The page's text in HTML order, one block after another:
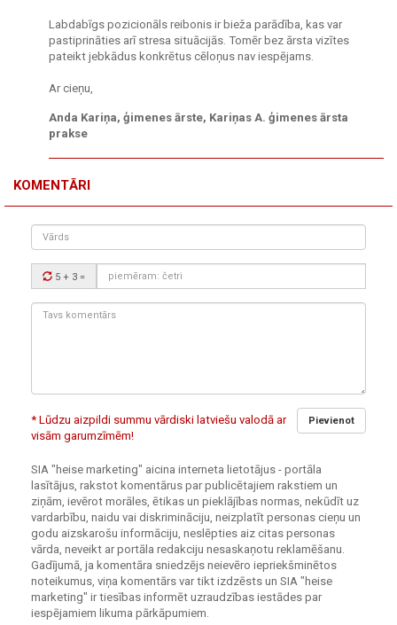
Labdabīgs pozicionāls reibonis ir bieža parādība, kas var
pastiprināties arī stresa situācijās. Tomēr bez ārsta vizītes
pateikt jebkādus konkrētus cēloņus nav iespējams.
Ar cieņu,
Anda Kariņa, ģimenes ārste, Kariņas A. ģimenes ārsta
prakse
KOMENTĀRI
Vārds
Drošības
kods:
5 + 3 =
Tavs
Pievienot
* Lūdzu aizpildi summu vārdiski latviešu valodā ar
visām garumzīmēm!
SIA "heise marketing" aicina interneta lietotājus - portāla
lasītājus, rakstot komentārus par publicētajiem rakstiem un
ziņām, ievērot morāles, ētikas un pieklājības normas, nekūdīt uz
vardarbību, naidu vai diskrimināciju, neizplatīt personas cieņu un
godu aizskarošu informāciju, neslēpties aiz citas personas
vārda, neveikt ar portāla redakciju nesaskaņotu reklamēšanu.
Gadījumā, ja komentāra sniedzējs neievēro iepriekšminētos
noteikumus, viņa komentārs var tikt izdzēsts un SIA "heise
marketing" ir tiesības informēt uzraudzības iestādes par
iespējamiem likuma pārkāpumiem.